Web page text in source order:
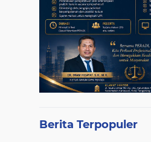
Berita Terpopuler